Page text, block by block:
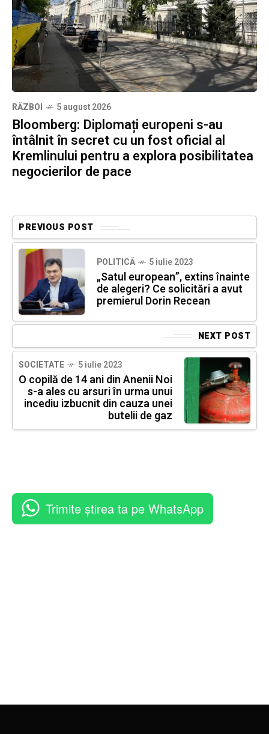
RĂZBOI 5 august 2026
Bloomberg: Diplomați europeni s-au
întâlnit în secret cu un fost oficial al
Kremlinului pentru a explora posibilitatea
negocierilor de pace
PREVIOUS POST
POLITICĂ 5 iulie 2023
„Satul european”, extins înainte
de alegeri? Ce solicitări a avut
premierul Dorin Recean
NEXT POST
SOCIETATE 5 iulie 2023
O copilă de 14 ani din Anenii Noi
s-a ales cu arsuri în urma unui
incediu izbucnit din cauza unei
butelii de gaz
Trimite știrea ta pe WhatsApp